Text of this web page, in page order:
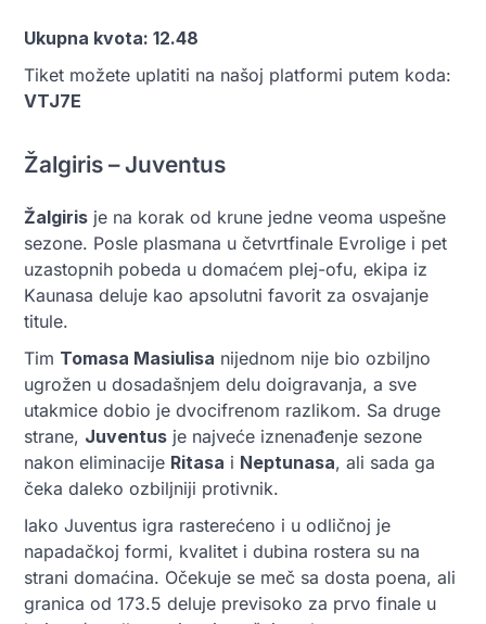
Ukupna kvota: 12.48
Tiket možete uplatiti na našoj platformi putem koda:
VTJ7E
Žalgiris – Juventus
Žalgiris je na korak od krune jedne veoma uspešne
sezone. Posle plasmana u četvrtfinale Evrolige i pet
uzastopnih pobeda u domaćem plej-ofu, ekipa iz
Kaunasa deluje kao apsolutni favorit za osvajanje
titule.
Tim Tomasa Masiulisa nijednom nije bio ozbiljno
ugrožen u dosadašnjem delu doigravanja, a sve
utakmice dobio je dvocifrenom razlikom. Sa druge
strane, Juventus je najveće iznenađenje sezone
nakon eliminacije Ritasa i Neptunasa, ali sada ga
čeka daleko ozbiljniji protivnik.
Iako Juventus igra rasterećeno i u odličnoj je
napadačkoj formi, kvalitet i dubina rostera su na
strani domaćina. Očekuje se meč sa dosta poena, ali
granica od 173.5 deluje previsoko za prvo finale u